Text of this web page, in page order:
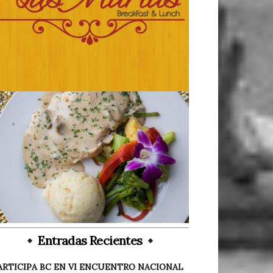
Entradas Recientes
BC EN VI ENCUENTRO NACIONAL